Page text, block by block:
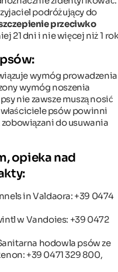
podróżujący do
przeciwko
21 dni i nie więcej niż 1
wymóg prowadzenia
wymóg noszenia
nie zawsze muszą nosić
psów powinni
zobowiązani do usuwania
opieka nad
in Valdaora: +39 0474
w Vandoies: +39 0472
hodowla psów ze
+39 0471 329 800,